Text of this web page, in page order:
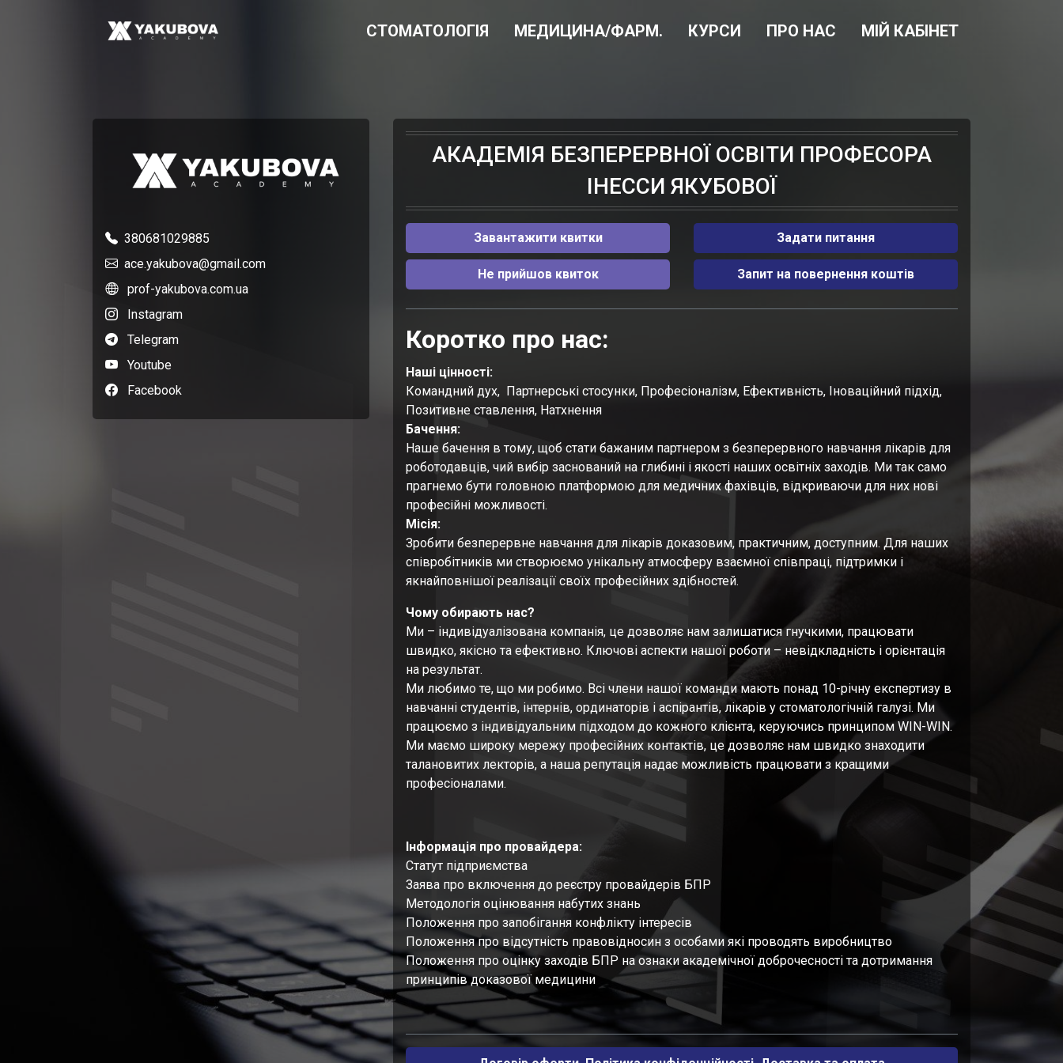
СТОМАТОЛОГІЯ МЕДИЦИНА/ФАРМ. КУРСИ ПРО НАС МІЙ КАБІНЕТ
380681029885
ace.yakubova@gmail.com
prof-yakubova.com.ua
Instagram
Telegram
Youtube
Facebook
АКАДЕМІЯ БЕЗПЕРЕРВНОЇ ОСВІТИ ПРОФЕСОРА
ІНЕССИ ЯКУБОВОЇ
Завантажити квитки
Не прийшов квиток
Задати питання
Запит на повернення коштів
Коротко про нас:
Наші цінності:
Командний дух, Партнерські стосунки, Професіоналізм, Ефективність, Іноваційний підхід,
Позитивне ставлення, Натхнення
Бачення:
Наше бачення в тому, щоб стати бажаним партнером з безперервного навчання лікарів для
роботодавців, чий вибір заснований на глибині і якості наших освітніх заходів. Ми так само
прагнемо бути головною платформою для медичних фахівців, відкриваючи для них нові
професійні можливості.
Місія:
Зробити безперервне навчання для лікарів доказовим, практичним, доступним. Для наших
співробітників ми створюємо унікальну атмосферу взаємної співпраці, підтримки і
якнайповнішої реалізації своїх професійних здібностей.
Чому обирають нас?
Ми – індивідуалізована компанія, це дозволяє нам залишатися гнучкими, працювати
швидко, якісно та ефективно. Ключові аспекти нашої роботи – невідкладність і орієнтація
на результат.
Ми любимо те, що ми робимо. Всі члени нашої команди мають понад 10-річну експертизу в
навчанні студентів, інтернів, ординаторів і аспірантів, лікарів у стоматологічній галузі. Ми
працюємо з індивідуальним підходом до кожного клієнта, керуючись принципом WIN-WIN.
Ми маємо широку мережу професійних контактів, це дозволяє нам швидко знаходити
талановитих лекторів, а наша репутація надає можливість працювати з кращими
професіоналами.
Інформація про провайдера:
Статут підприємства
Заява про включення до реєстру провайдерів БПР
Методологія оцінювання набутих знань
Положення про запобігання конфлікту інтересів
Положення про відсутність правовідносин з особами які проводять виробництво
Положення про оцінку заходів БПР на ознаки академічної доброчесності та дотримання
принципів доказової медицини